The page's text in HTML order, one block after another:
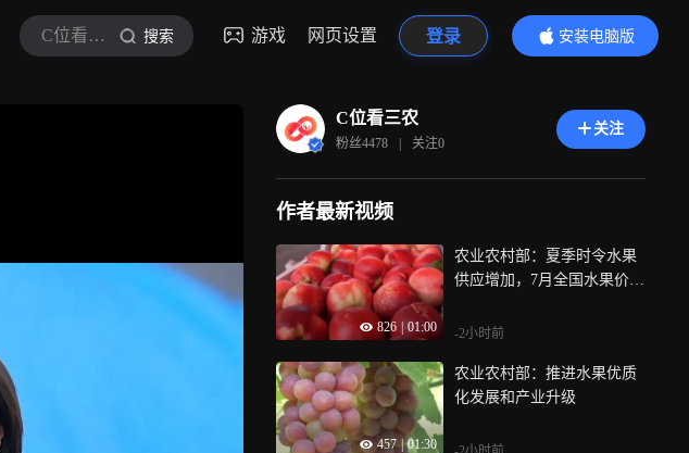
C位看三农 搜索 游戏 网页设置 登录
安装电脑版
内容更精彩
C位看三农
粉丝4478 | 关注0
关注
作者最新视频
826 01:00
农业农村部：夏季时令水果
供应增加，7月全国水果价格
-2小时前
457 | 01:30
农业农村部：推进水果优质
化发展和产业升级